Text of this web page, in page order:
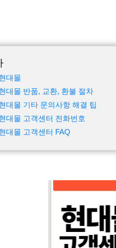
대몰
대몰 반품, 교환, 환불 절차
대몰 기타 문의사항 해결 팁
대몰 고객센터 전화번호
대몰 고객센터 FAQ